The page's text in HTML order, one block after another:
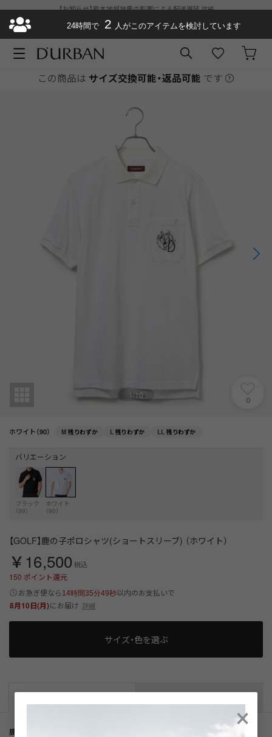
【お知らせ】熊本地域地震の影響による配送遅延詳細
ダーバン公式オンラインストアがリニューアルオープン ¥11,000以上で送料
無料
お急ぎ便が選べるようになりました
この商品は サイズ交換可能・返品可能 です
1/10
0
ホワイト（90） M 残りわずか L 残りわずか LL 残りわずか
バリエーション
ブラック
（99）
ホワイト
（90）
【GOLF】鹿の子ポロシャツ(ショートスリーブ) （ホワイト）
￥16,500 税込
150 ポイント還元
お急ぎ便なら 14時間35分49秒以内のお支払いで
8月10日(月)にお届け 詳細
サイズ・色を選ぶ
鹿の子素材を使用した、シンプルな無地の半袖ポロシャツ。
×
24時間で 2 人がこのアイテムを検討しています